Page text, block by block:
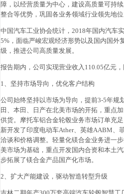
障，以经营质量为中心，建设高质量可持
整合等优势，巩固各业务领域行业领先地
中国汽车工业协会统计，2018年国内汽车
5%，面临严峻宏观经济形势以及国内国外
级，推进公司高质量发展。
报告期内，公司实现营业收入110.05亿元
1、坚持市场导向，优化客户结构
公司始终坚持以市场为导向，提前3-5年规
田、本田、日产在北美市场的开拓，重点
供货。摩托车铝合金轮毂业务市场订单充
新开发了印度电动车Ather、英雄AABM、
洽谈和价格调整。轻量化镁合金业务进一
美市场为基础，重点开发国内合资和本土
步拓展了镁合金产品国产化市场。
2、扩大产能建设，驱动智造转型升级